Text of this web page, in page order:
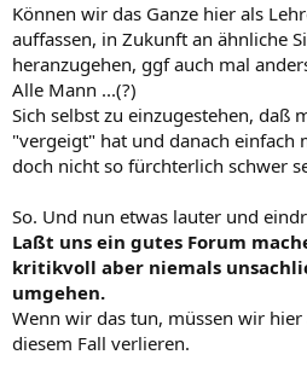
Können wir das Ganze hier als
auffassen, in Zukunft an ähnliche
heranzugehen, ggf auch mal
Alle Mann ...(?)
Sich selbst zu einzugestehen, daß
"vergeigt" hat und danach einfach
doch nicht so fürchterlich schwer
So. Und nun etwas lauter und
Laßt uns ein gutes Forum
kritikvoll aber niemals
umgehen.
Wenn wir das tun, müssen wir
diesem Fall verlieren.